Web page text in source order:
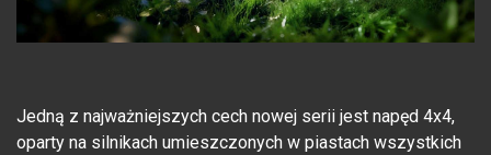
Jedną z najważniejszych cech nowej serii jest napęd 4x4,
oparty na silnikach umieszczonych w piastach wszystkich